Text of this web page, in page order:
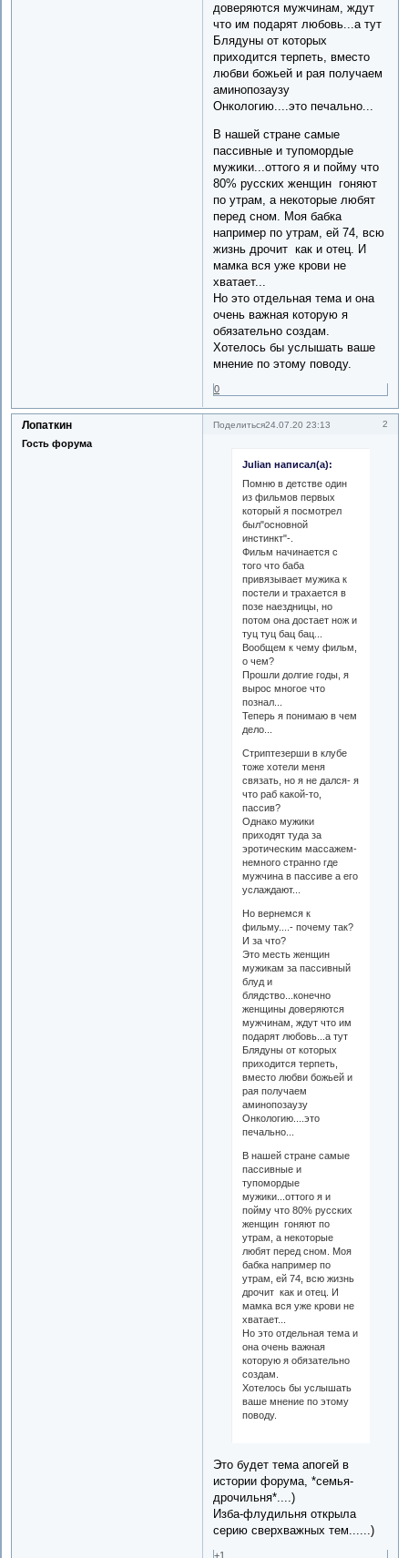
доверяются мужчинам, ждут
что им подарят любовь...а тут
Блядуны от которых
приходится терпеть, вместо
любви божьей и рая получаем
аминопозаузу
Онкологию....это печально...
В нашей стране самые
пассивные и тупомордые
мужики...оттого я и пойму что
80% русских женщин гоняют
по утрам, а некоторые любят
перед сном. Моя бабка
например по утрам, ей 74, всю
жизнь дрочит как и отец. И
мамка вся уже крови не
хватает...
Но это отдельная тема и она
очень важная которую я
обязательно создам.
Хотелось бы услышать ваше
мнение по этому поводу.
0
Поделиться 2
24.07.20 23:13
Лопаткин
Гость форума
Julian написал(а):
Помню в детстве один
из фильмов первых
который я посмотрел
был"основной
инстинкт"-.
Фильм начинается с
того что баба
привязывает мужика к
постели и трахается в
позе наездницы, но
потом она достает нож и
туц туц бац бац...
Вообщем к чему фильм,
о чем?
Прошли долгие годы, я
вырос многое что
познал...
Теперь я понимаю в чем
дело...
Стриптезерши в клубе
тоже хотели меня
связать, но я не дался- я
что раб какой-то,
пассив?
Однако мужики
приходят туда за
эротическим массажем-
немного странно где
мужчина в пассиве а его
услаждают...
Но вернемся к
фильму....- почему так?
И за что?
Это месть женщин
мужикам за пассивный
блуд и
блядство...конечно
женщины доверяются
мужчинам, ждут что им
подарят любовь...а тут
Блядуны от которых
приходится терпеть,
вместо любви божьей и
рая получаем
аминопозаузу
Онкологию....это
печально...
В нашей стране самые
пассивные и
тупомордые
мужики...оттого я и
пойму что 80% русских
женщин гоняют по
утрам, а некоторые
любят перед сном. Моя
бабка например по
утрам, ей 74, всю жизнь
дрочит как и отец. И
мамка вся уже крови не
хватает...
Но это отдельная тема и
она очень важная
которую я обязательно
создам.
Хотелось бы услышать
ваше мнение по этому
поводу.
Это будет тема апогей в
истории форума, *семья-
дрочильня*....)
Изба-флудильня открыла
серию сверхважных тем......)
+1